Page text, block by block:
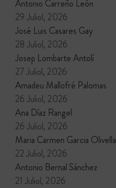
Antonio Carreño León
29 Juliol, 2026
José Luis Casares Gay
28 Juliol, 2026
Josep Lombarte Antolí
27 Juliol, 2026
Amadeu Mallofré Palomas
26 Juliol, 2026
Ana Díaz Rangel
26 Juliol, 2026
Maria Carmen Garcia Olivella
22 Juliol, 2026
Antonio Bernal Sánchez
21 Juliol, 2026